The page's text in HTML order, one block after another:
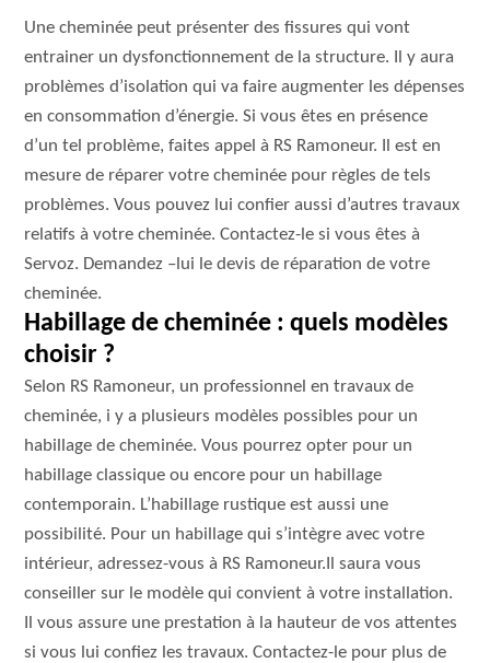
Une cheminée peut présenter des fissures qui vont
entrainer un dysfonctionnement de la structure. Il y aura
problèmes d’isolation qui va faire augmenter les dépenses
en consommation d’énergie. Si vous êtes en présence
d’un tel problème, faites appel à RS Ramoneur. Il est en
mesure de réparer votre cheminée pour règles de tels
problèmes. Vous pouvez lui confier aussi d’autres travaux
relatifs à votre cheminée. Contactez-le si vous êtes à
Servoz. Demandez –lui le devis de réparation de votre
cheminée.
Habillage de cheminée : quels modèles
choisir ?
Selon RS Ramoneur, un professionnel en travaux de
cheminée, i y a plusieurs modèles possibles pour un
habillage de cheminée. Vous pourrez opter pour un
habillage classique ou encore pour un habillage
contemporain. L’habillage rustique est aussi une
possibilité. Pour un habillage qui s’intègre avec votre
intérieur, adressez-vous à RS Ramoneur.Il saura vous
conseiller sur le modèle qui convient à votre installation.
Il vous assure une prestation à la hauteur de vos attentes
si vous lui confiez les travaux. Contactez-le pour plus de